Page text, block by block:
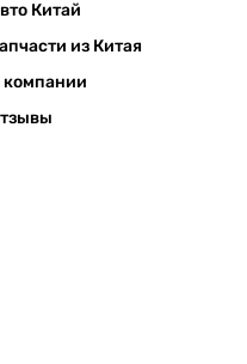
Китай
из Китая
компании